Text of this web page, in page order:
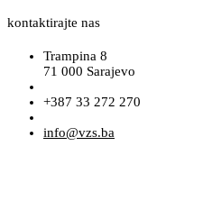
kontaktirajte nas
Trampina 8
71 000 Sarajevo
+387 33 272 270
info@vzs.ba